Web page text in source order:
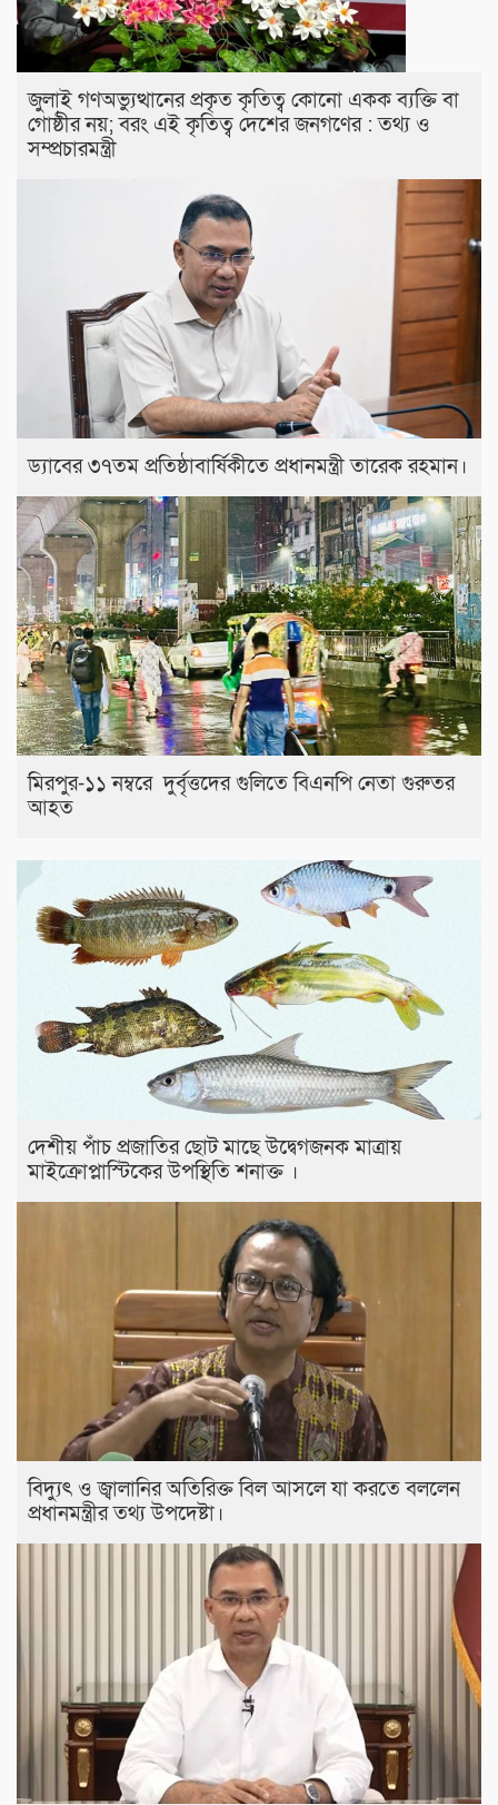
জুলাই গণঅভ্যুত্থানের প্রকৃত কৃতিত্ব কোনো একক ব্যক্তি বা
গোষ্ঠীর নয়; বরং এই কৃতিত্ব দেশের জনগণের : তথ্য ও
সম্প্রচারমন্ত্রী
ড্যাবের ৩৭তম প্রতিষ্ঠাবার্ষিকীতে প্রধানমন্ত্রী তারেক রহমান।
মিরপুর-১১ নম্বরে দুর্বৃত্তদের গুলিতে বিএনপি নেতা গুরুতর
আহত
দেশীয় পাঁচ প্রজাতির ছোট মাছে উদ্বেগজনক মাত্রায়
মাইক্রোপ্লাস্টিকের উপস্থিতি শনাক্ত ।
বিদ্যুৎ ও জ্বালানির অতিরিক্ত বিল আসলে যা করতে বললেন
প্রধানমন্ত্রীর তথ্য উপদেষ্টা।